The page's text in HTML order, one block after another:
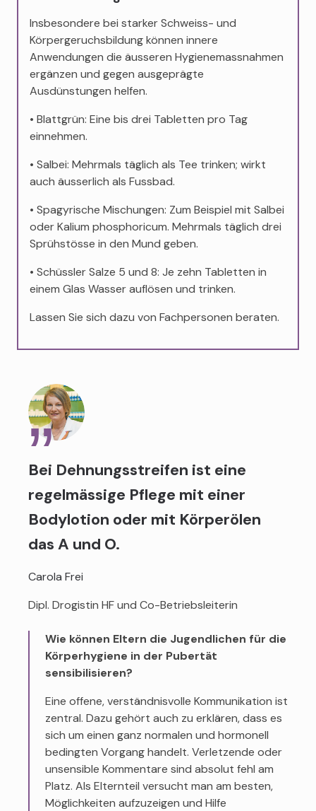
Insbesondere bei starker Schweiss- und
Körpergeruchsbildung können innere
Anwendungen die äusseren Hygienemassnahmen
ergänzen und gegen ausgeprägte
Ausdünstungen helfen.
• Blattgrün: Eine bis drei Tabletten pro Tag
einnehmen.
• Salbei: Mehrmals täglich als Tee trinken; wirkt
auch äusserlich als Fussbad.
• Spagyrische Mischungen: Zum Beispiel mit Salbei
oder Kalium phosphoricum. Mehrmals täglich drei
Sprühstösse in den Mund geben.
• Schüssler Salze 5 und 8: Je zehn Tabletten in
einem Glas Wasser auflösen und trinken.
Lassen Sie sich dazu von Fachpersonen beraten.
Bei Dehnungsstreifen ist eine
regelmässige Pflege mit einer
Bodylotion oder mit Körperölen
das A und O.
Carola Frei
Dipl. Drogistin HF und Co-Betriebsleiterin
Wie können Eltern die Jugendlichen für die
Körperhygiene in der Pubertät
sensibilisieren?
Eine offene, verständnisvolle Kommunikation ist
zentral. Dazu gehört auch zu erklären, dass es
sich um einen ganz normalen und hormonell
bedingten Vorgang handelt. Verletzende oder
unsensible Kommentare sind absolut fehl am
Platz. Als Elternteil versucht man am besten,
Möglichkeiten aufzuzeigen und Hilfe